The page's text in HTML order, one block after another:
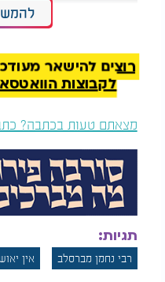
יש להם משפט קבוע.
מה שאנשים רעים
אומרים
אברהם אבינו זוכה
מקבל את ההבטחה
יוצא לגלות מצרים
וקבלת התורה בהר סיני.
ושבירת הלוחות. הקב"ה
"הרף ממני ואשמידם".
אז כל ההתעלות של
רוצים להישאר
לקבוצות הוואטסאפ של
מצאתם טעות בכתבה?
תגיות:
רבי נחמן מברסלב אין